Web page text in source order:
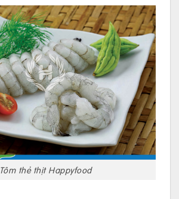
Tôm thẻ thịt Happyfood